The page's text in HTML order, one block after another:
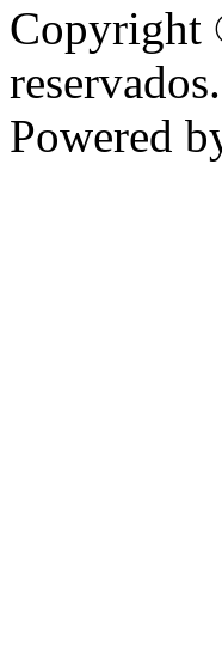
Copyright
Powered